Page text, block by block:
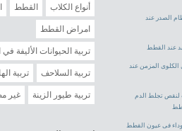
الصدر عند
عند القطط
المزمن عند
تجلط الدم
فى عيون القطط
أنواع الكلاب القطط
امراض القطط
تربية الحيوانات الأليفة
تربية السلاحف تربية
تربية طيور الزينة غير